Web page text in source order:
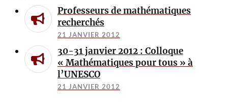
Professeurs de mathématiques
recherchés
21 JANVIER 2012
30-31 janvier 2012 : Colloque
« Mathématiques pour tous » à
l’UNESCO
21 JANVIER 2012